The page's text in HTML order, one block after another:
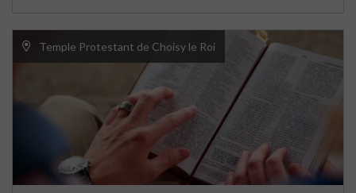
Temple Protestant de Choisy le Roi